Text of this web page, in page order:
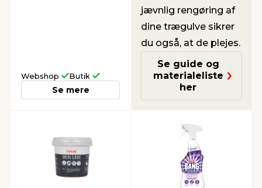
Webshop Butik
Se mere
jævnlig rengøring af
dine trægulve sikrer
du også, at de plejes.
Se guide og
materialeliste
her